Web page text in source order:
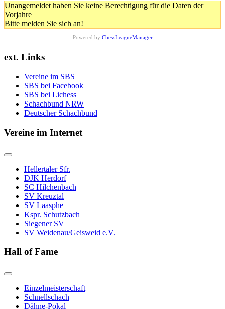
Unangemeldet haben Sie keine Berechtigung für die Daten der
Vorjahre
Bitte melden Sie sich an!
Powered by ChessLeagueManager
ext. Links
Vereine im SBS
SBS bei Facebook
SBS bei Lichess
Schachbund NRW
Deutscher Schachbund
Vereine im Internet
Hellertaler Sfr.
DJK Herdorf
SC Hilchenbach
SV Kreuztal
SV Laasphe
Kspr. Schutzbach
Siegener SV
SV Weidenau/Geisweid e.V.
Hall of Fame
Einzelmeisterschaft
Schnellschach
Dähne-Pokal